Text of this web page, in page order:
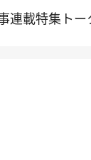
連載特集 ト